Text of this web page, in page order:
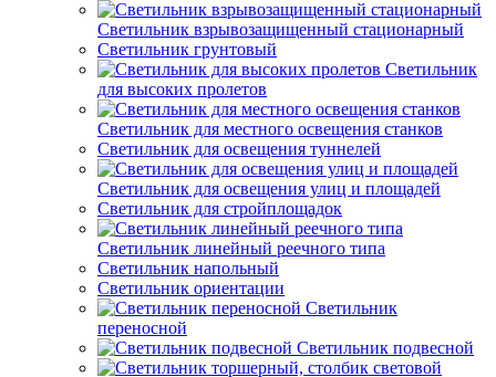
Светильник взрывозащищенный стационарный
Светильник грунтовый
Светильник
для высоких пролетов
Светильник для местного освещения станков
Светильник для освещения туннелей
Светильник для освещения улиц и площадей
Светильник для стройплощадок
Светильник линейный реечного типа
Светильник напольный
Светильник ориентации
Светильник
переносной
Светильник подвесной